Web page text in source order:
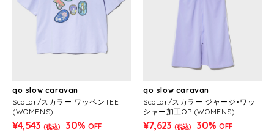
go slow caravan
ScoLar/スカラー ワッペンTEE
(WOMENS)
¥4,543 (税込) 30% OFF
go slow caravan
ScoLar/スカラー ジャージ×ワッ
シャー加工OP (WOMENS)
¥7,623 (税込) 30% OFF